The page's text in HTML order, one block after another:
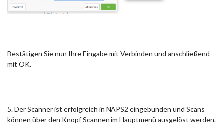
Bestätigen Sie nun Ihre Eingabe mit Verbinden und anschließend
mit OK.
5. Der Scanner ist erfolgreich in NAPS2 eingebunden und Scans
können über den Knopf Scannen im Hauptmenü ausgelöst werden.